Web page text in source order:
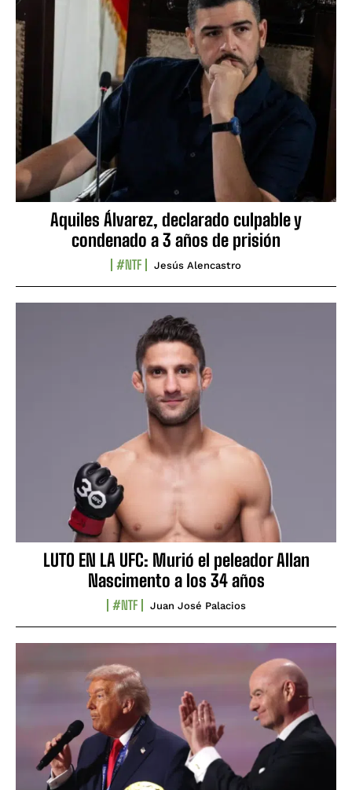
Aquiles Álvarez, declarado culpable y
condenado a 3 años de prisión
#NTF Jesús Alencastro
LUTO EN LA UFC: Murió el peleador Allan
Nascimento a los 34 años
#NTF Juan José Palacios